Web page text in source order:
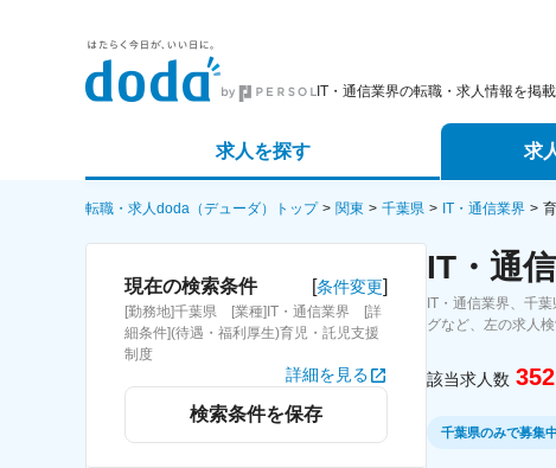
IT・通信業界の転職・求人情報を掲
求人を探す
詳細条件から探す
求人特集から探す
求
エージェン
スカウトサ
パートナー
転職・求人doda（デューダ）トップ 関東 千葉県 IT・通信業界
現在の検索条件 [条件変更]
[勤務地]千葉県 [業種]IT・通信業界 [詳
細条件](待遇・福利厚生)育児・託児支援
制度
詳細を見る
検索条件を保存
IT・通
IT・通信業界、千
グなど、左の求人
該当求人数 352
千葉県のみで募集中